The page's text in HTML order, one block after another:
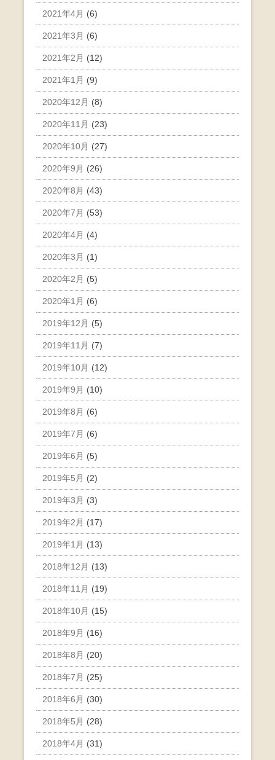
2021年4月 (6)
2021年3月 (6)
2021年2月 (12)
2021年1月 (9)
2020年12月 (8)
2020年11月 (23)
2020年10月 (27)
2020年9月 (26)
2020年8月 (43)
2020年7月 (53)
2020年4月 (4)
2020年3月 (1)
2020年2月 (5)
2020年1月 (6)
2019年12月 (5)
2019年11月 (7)
2019年10月 (12)
2019年9月 (10)
2019年8月 (6)
2019年7月 (6)
2019年6月 (5)
2019年5月 (2)
2019年3月 (3)
2019年2月 (17)
2019年1月 (13)
2018年12月 (13)
2018年11月 (19)
2018年10月 (15)
2018年9月 (16)
2018年8月 (20)
2018年7月 (25)
2018年6月 (30)
2018年5月 (28)
2018年4月 (31)